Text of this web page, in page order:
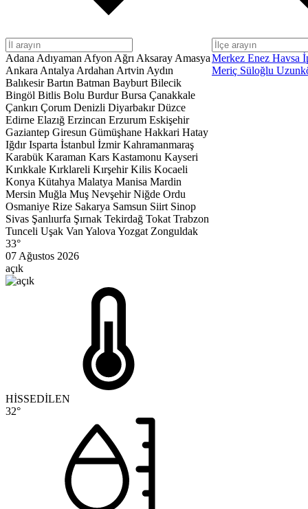
Adana Adıyaman Afyon Ağrı Aksaray Amasya
Ankara Antalya Ardahan Artvin Aydın
BalıkesirBartın Batman Bayburt Bilecik
Bingöl Bitlis Bolu BurdurBursa Çanakkale
Çankırı Çorum Denizli DiyarbakırDüzce
Edirne Elazığ Erzincan Erzurum Eskişehir
Gaziantep Giresun Gümüşhane Hakkari Hatay
IğdırIsparta İstanbul İzmirKahramanmaraş
Karabük Karaman Kars Kastamonu Kayseri
Kırıkkale Kırklareli KırşehirKilis Kocaeli
Konya Kütahya Malatya Manisa Mardin
Mersin Muğla Muş NevşehirNiğde Ordu
Osmaniye Rize Sakarya Samsun Siirt Sinop
Sivas Şanlıurfa Şırnak Tekirdağ Tokat Trabzon
Tunceli Uşak Van Yalova Yozgat Zonguldak
Merkez Enez Havsa
Meriç Süloğlu
33°
07 Ağustos 2026
açık
HİSSEDİLEN
32°